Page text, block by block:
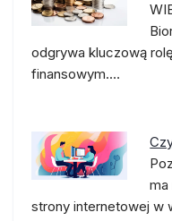
odgrywa kluczową
finansowym.…
strony internetowej w